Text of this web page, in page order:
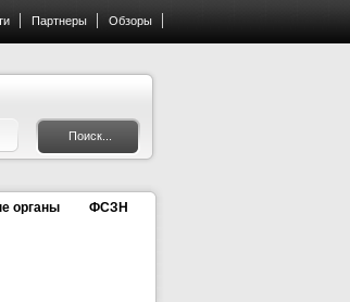
Партнеры Обзоры
органы ФСЗН